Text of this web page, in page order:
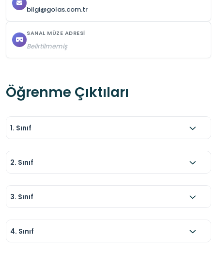
bilgi@golas.com.tr
SANAL MÜZE ADRESI
Belirtilmemiş
Öğrenme Çıktıları
1. Sınıf
2. Sınıf
3. Sınıf
4. Sınıf